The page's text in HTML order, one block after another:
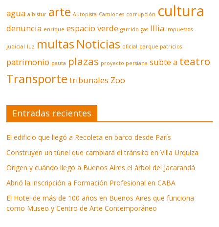
agua albistur arte Autopista Camiones corrupción cultura
denuncia enrique espacio verde garrido gas Illia impuestos
judicial luz multas Noticias oficial parque patricios
patrimonio pauta plazas proyecto persiana subte a teatro
Transporte tribunales Zoo
Entradas recientes
El edificio que llegó a Recoleta en barco desde París
Construyen un túnel que cambiará el tránsito en Villa Urquiza
Origen y cuándo llegó a Buenos Aires el árbol del Jacarandá
Abrió la inscripción a Formación Profesional en CABA
El Hotel de más de 100 años en Buenos Aires que funciona
como Museo y Centro de Arte Contemporáneo